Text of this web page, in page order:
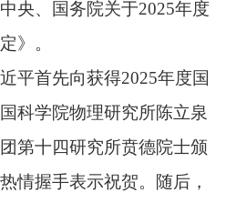
十一次全国代表大会
中共中央总书记、国
向获得2025年度国家